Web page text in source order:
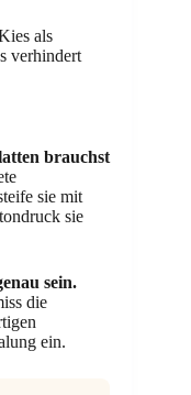
als
verhindert
brauchst
sie mit
sie
sein.
die
ein.